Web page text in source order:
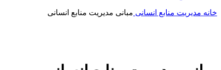
خانه مدیریت منابع انسانی مبانی مدیریت منابع انسانی